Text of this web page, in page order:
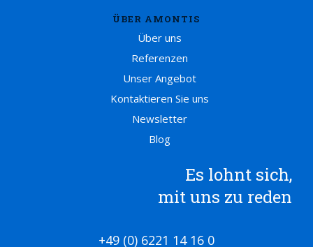
ÜBER AMONTIS
Über uns
Referenzen
Unser Angebot
Kontaktieren Sie uns
Newsletter
Blog
Es lohnt sich,
mit uns zu reden
+49 (0) 6221 14 16 0